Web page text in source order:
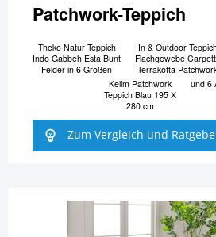
Patchwork-Teppich
Theko Natur Teppich
Indo Gabbeh Esta Bunt
Felder in 6 Größen
In & Outdoor
Flachgewebe
Terrakotta
Kelim Patchwork
Teppich Blau 195 X
280 cm
und 6
Zum Vergleich und